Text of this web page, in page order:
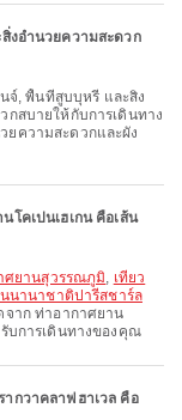
งอำนวยความสะดวก
กสบายให้กับการเดินทาง
ยความสะดวกและผัง
คเปนเฮเกน คือเส้น
ศยานสุวรรณภูมิ, เที่ยว
นานาชาติปารีสชาร์ล
าก ท่าอากาศยาน
รับการเดินทางของคุณ
กวาคลาฟฮาเวล คือ